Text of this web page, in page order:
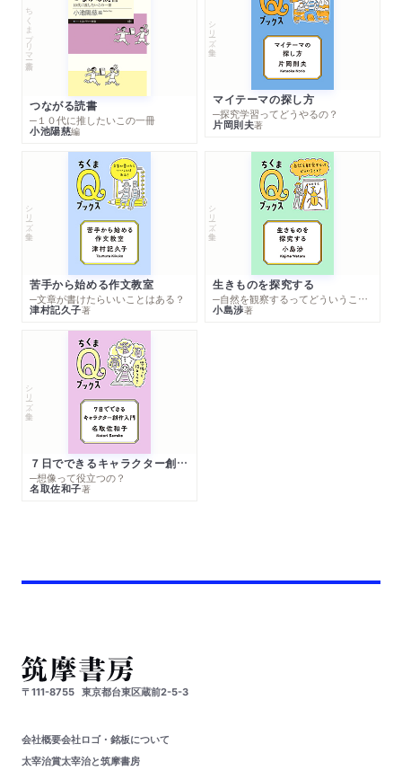
ちくまプリマー新書
つながる読書
─１０代に推したいこの一冊
小池陽慈編
シリーズ・全集
マイテーマの探し方
─探究学習ってどうやるの？
片岡則夫著
シリーズ・全集
苦手から始める作文教室
─文章が書けたらいいことはある？
津村記久子著
シリーズ・全集
生きものを探究する
─自然を観察するってどういうこと？
小島渉著
シリーズ・全集
７日でできるキャラクター創作入門
─想像って役立つの？
名取佐和子著
〒111-8755 東京都台東区蔵前2-5-3
会社概要会社ロゴ・銘板について
太宰治賞太宰治と筑摩書房